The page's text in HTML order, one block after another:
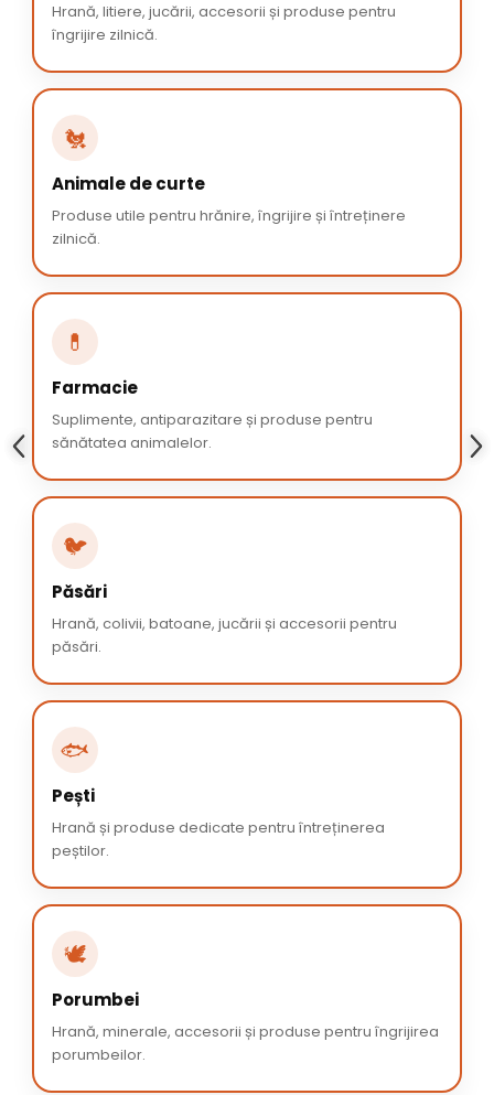
Hrană, litiere, jucării, accesorii și produse pentru
îngrijire zilnică.
🐔
Animale de curte
Produse utile pentru hrănire, îngrijire și întreținere
zilnică.
💊
Farmacie
Suplimente, antiparazitare și produse pentru
sănătatea animalelor.
🐦
Păsări
Hrană, colivii, batoane, jucării și accesorii pentru
păsări.
🐟
Pești
Hrană și produse dedicate pentru întreținerea
peștilor.
🕊️
Porumbei
Hrană, minerale, accesorii și produse pentru îngrijirea
porumbeilor.